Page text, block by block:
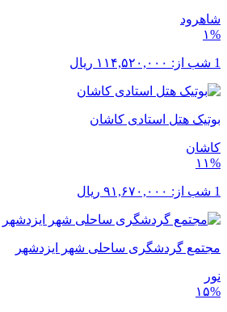
شاهرود
۱%
1 شب از: ۱۱۴,۵۲۰,۰۰۰ ریال
بوتیک هتل استادی کاشان
کاشان
۱۱%
1 شب از: ۹۱,۶۷۰,۰۰۰ ریال
مجتمع گردشگری ساحلی شهر ایزدشهر
نور
۱۵%